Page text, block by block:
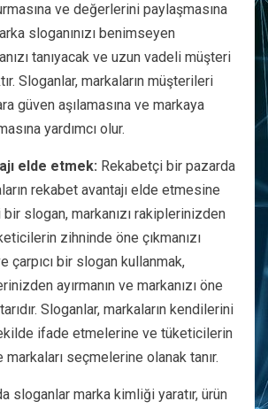
ve değerlerini paylaşmasına
sloganınızı benimseyen
tanıyacak ve uzun vadeli müşteri
Sloganlar, markaların müşterileri
güven aşılamasına ve markaya
yardımcı olur.
elde etmek: Rekabetçi bir pazarda
rekabet avantajı elde etmesine
bir slogan, markanızı rakiplerinizden
zihninde öne çıkmanızı
çarpıcı bir slogan kullanmak,
ayırmanın ve markanızı öne
Sloganlar, markaların kendilerini
ifade etmelerine ve tüketicilerin
seçmelerine olanak tanır.
sloganlar marka kimliği yaratır, ürün